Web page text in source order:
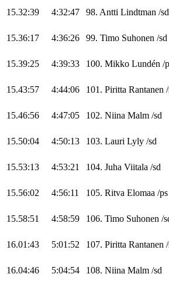
15.32:39 4:32:47 98. Antti Lindtman /sd
15.36:17 4:36:26 99. Timo Suhonen /sd
15.39:25 4:39:33 100. Mikko Lundén /
15.43:57 4:44:06 101. Piritta Rantanen /
15.46:56 4:47:05 102. Niina Malm /sd
15.50:04 4:50:13 103. Lauri Lyly /sd
15.53:13 4:53:21 104. Juha Viitala /sd
15.56:02 4:56:11 105. Ritva Elomaa /ps
15.58:51 4:58:59 106. Timo Suhonen /
16.01:43 5:01:52 107. Piritta Rantanen /
16.04:46 5:04:54 108. Niina Malm /sd